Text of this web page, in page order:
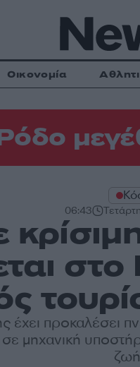
Οικονομία
06:43
στο
έχει προκαλέσει
σε μηχανική